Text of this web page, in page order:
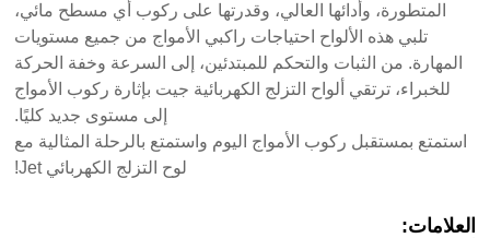
المتطورة، وأدائها العالي، وقدرتها على ركوب أي مسطح مائي،
تلبي هذه الألواح احتياجات راكبي الأمواج من جميع مستويات
المهارة. من الثبات والتحكم للمبتدئين، إلى السرعة وخفة الحركة
للخبراء، ترتقي ألواح التزلج الكهربائية جيت بإثارة ركوب الأمواج
إلى مستوى جديد كليًا.
استمتع بمستقبل ركوب الأمواج اليوم واستمتع بالرحلة المثالية مع
لوح التزلج الكهربائي Jet!
العلامات: